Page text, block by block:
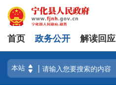
首页 政务公开 解读回应